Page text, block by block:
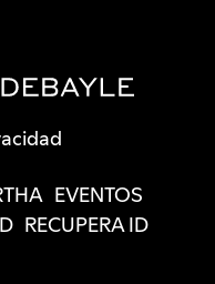
EVENTOS
RECUPERA ID